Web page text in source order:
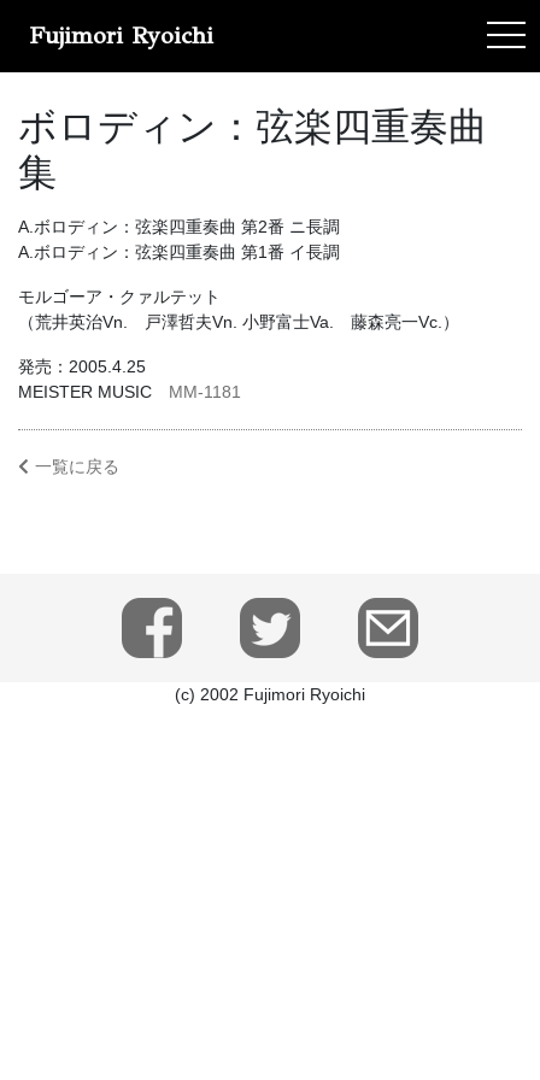
Fujimori Ryoichi
ボロディン：弦楽四重奏曲
集
A.ボロディン：弦楽四重奏曲 第2番 ニ長調
A.ボロディン：弦楽四重奏曲 第1番 イ長調
モルゴーア・クァルテット
（荒井英治Vn. 戸澤哲夫Vn. 小野富士Va. 藤森亮一Vc.）
発売：2005.4.25
MEISTER MUSIC MM-1181
一覧に戻る
(c) 2002 Fujimori Ryoichi